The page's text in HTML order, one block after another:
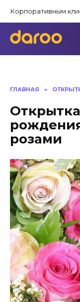
содержанию
Корпоративным
ГЛАВНАЯ »
розами